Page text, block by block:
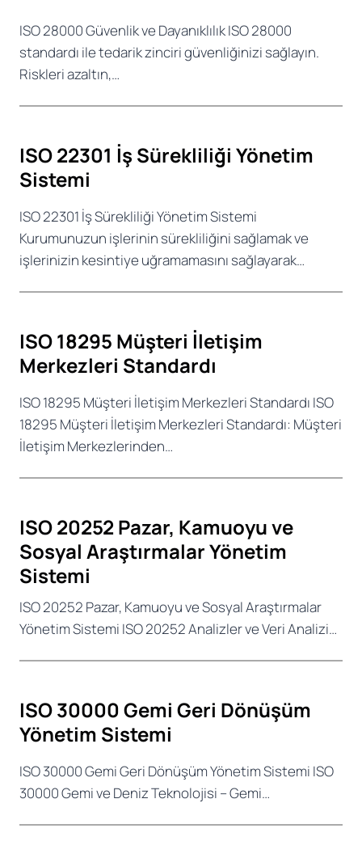
ISO 28000 Güvenlik ve Dayanıklılık ISO 28000
standardı ile tedarik zinciri güvenliğinizi sağlayın.
Riskleri azaltın,…
ISO 22301 İş Sürekliliği Yönetim
Sistemi
ISO 22301 İş Sürekliliği Yönetim Sistemi
Kurumunuzun işlerinin sürekliliğini sağlamak ve
işlerinizin kesintiye uğramamasını sağlayarak…
ISO 18295 Müşteri İletişim
Merkezleri Standardı
ISO 18295 Müşteri İletişim Merkezleri Standardı ISO
18295 Müşteri İletişim Merkezleri Standardı: Müşteri
İletişim Merkezlerinden…
ISO 20252 Pazar, Kamuoyu ve
Sosyal Araştırmalar Yönetim
Sistemi
ISO 20252 Pazar, Kamuoyu ve Sosyal Araştırmalar
Yönetim Sistemi ISO 20252 Analizler ve Veri Analizi…
ISO 30000 Gemi Geri Dönüşüm
Yönetim Sistemi
ISO 30000 Gemi Geri Dönüşüm Yönetim Sistemi ISO
30000 Gemi ve Deniz Teknolojisi – Gemi…